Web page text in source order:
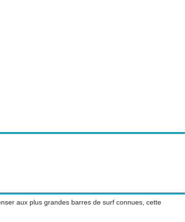
aux plus grandes barres de surf connues, cette